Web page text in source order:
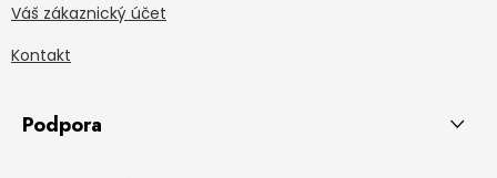
Váš zákaznický účet
Kontakt
Podpora